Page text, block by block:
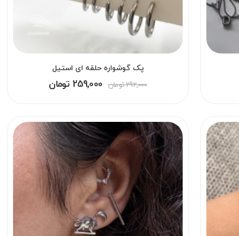
پک گوشواره حلقه ای استیل
259,000 تومان 292,000 تومان